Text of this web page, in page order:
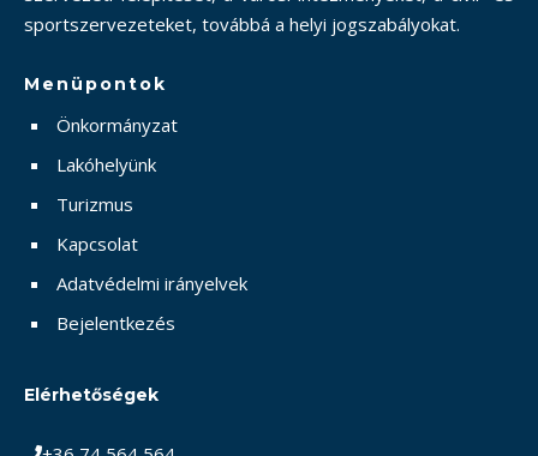
sportszervezeteket, továbbá a helyi jogszabályokat.
Menüpontok
Önkormányzat
Lakóhelyünk
Turizmus
Kapcsolat
Adatvédelmi irányelvek
Bejelentkezés
Elérhetőségek